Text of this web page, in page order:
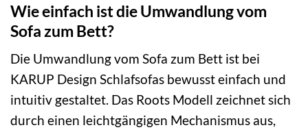
Wie einfach ist die Umwandlung vom
Sofa zum Bett?
Die Umwandlung vom Sofa zum Bett ist bei
KARUP Design Schlafsofas bewusst einfach und
intuitiv gestaltet. Das Roots Modell zeichnet sich
durch einen leichtgängigen Mechanismus aus,